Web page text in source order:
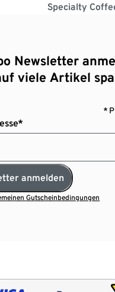
Specialty
Newsletter
viele Artikel
*
anmelden
Gutscheinbedingungen